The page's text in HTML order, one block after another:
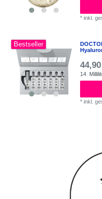
*inkl.
Bestseller
14
*inkl.